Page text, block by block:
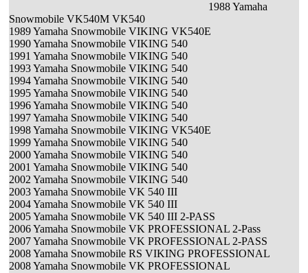
1988 Yamaha
Snowmobile VK540M VK540
1989 Yamaha Snowmobile VIKING VK540E
1990 Yamaha Snowmobile VIKING 540
1991 Yamaha Snowmobile VIKING 540
1993 Yamaha Snowmobile VIKING 540
1994 Yamaha Snowmobile VIKING 540
1995 Yamaha Snowmobile VIKING 540
1996 Yamaha Snowmobile VIKING 540
1997 Yamaha Snowmobile VIKING 540
1998 Yamaha Snowmobile VIKING VK540E
1999 Yamaha Snowmobile VIKING 540
2000 Yamaha Snowmobile VIKING 540
2001 Yamaha Snowmobile VIKING 540
2002 Yamaha Snowmobile VIKING 540
2003 Yamaha Snowmobile VK 540 III
2004 Yamaha Snowmobile VK 540 III
2005 Yamaha Snowmobile VK 540 III 2-PASS
2006 Yamaha Snowmobile VK PROFESSIONAL 2-Pass
2007 Yamaha Snowmobile VK PROFESSIONAL 2-PASS
2008 Yamaha Snowmobile RS VIKING PROFESSIONAL
2008 Yamaha Snowmobile VK PROFESSIONAL